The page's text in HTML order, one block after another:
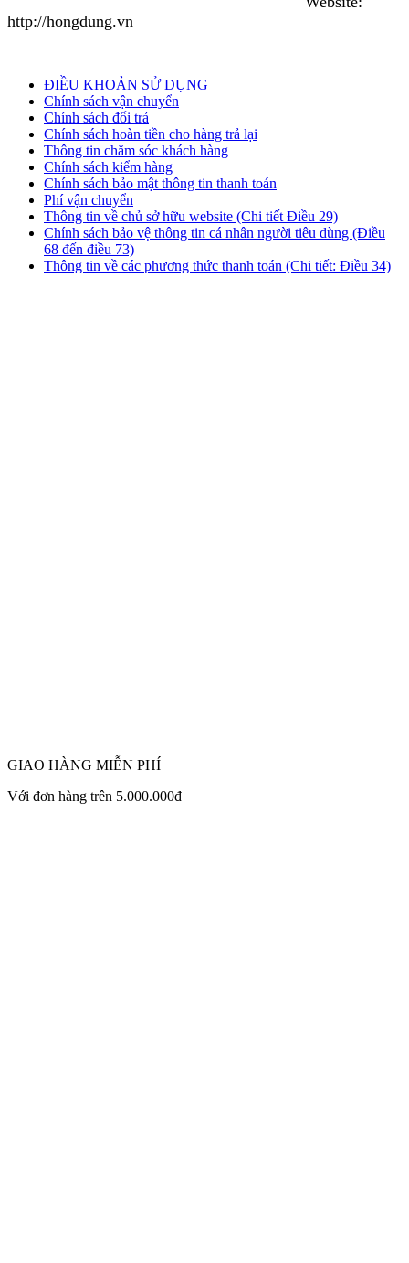
http://hongdung.vn
ĐIỀU KHOẢN SỬ DỤNG
Chính sách vận chuyển
Chính sách đổi trả
Chính sách hoàn tiền cho hàng trả lại
Thông tin chăm sóc khách hàng
Chính sách kiểm hàng
Chính sách bảo mật thông tin thanh toán
Phí vận chuyển
Thông tin về chủ sở hữu website (Chi tiết Điều 29)
Chính sách bảo vệ thông tin cá nhân người tiêu dùng (Điều
68 đến điều 73)
Thông tin về các phương thức thanh toán (Chi tiết: Điều 34)
GIAO HÀNG MIỄN PHÍ
Với đơn hàng trên 5.000.000đ